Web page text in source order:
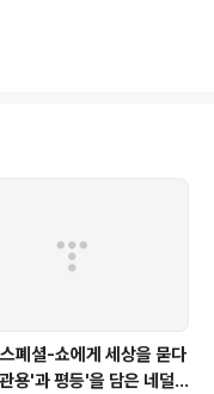
나에 대한 선우의 마음을
, 이영훈 작사, 작곡, 이문
전 노래를 2013..
폐셜-쇼에게 세상을 묻다
용'과 평등'을 담은 네덜